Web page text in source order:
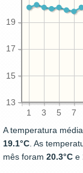
1 3 5 7
13
15
17
19
A temperatura
19.1°C. As
mês foram 20.3°C e